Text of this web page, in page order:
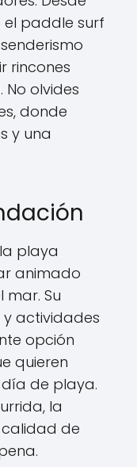
paddle surf
rincones
olvides
donde
y una
playa
animado
Su
actividades
opción
quieren
de playa.
la
de